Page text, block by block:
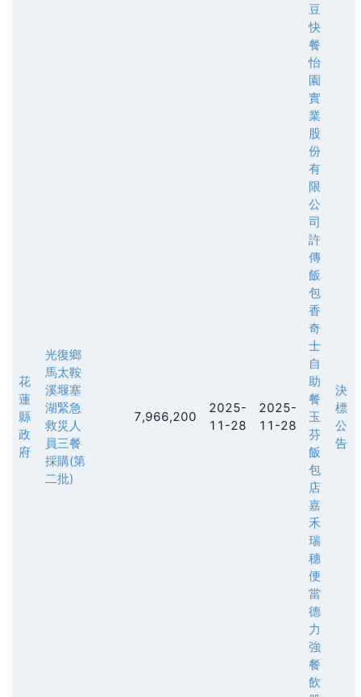
花
蓮
縣
政
府
光復鄉
馬太鞍
溪堰塞
湖緊急
救災人
員三餐
採購(第
二批)
7,966,200
2025-
11-28
2025-
11-28
豆
快
餐
怡
園
實
業
股
份
有
限
公
司
許
傳
飯
包
香
奇
士
自
助
餐
玉
芬
飯
包
店
嘉
禾
瑞
穗
便
當
德
力
強
餐
飲
決
標
公
告